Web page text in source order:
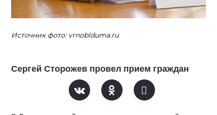
Источник фото: vrnoblduma.ru
Сергей Сторожев провел прием граждан